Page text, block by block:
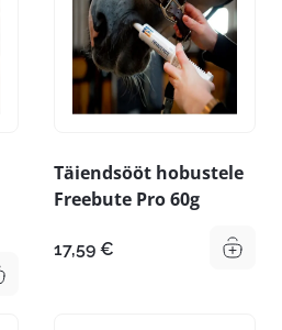
Täiendsööt hobustele
Freebute Pro 60g
17,59 €